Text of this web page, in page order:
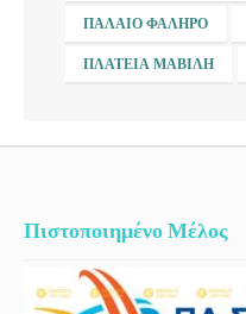
ΠΑΛΑΙΌ ΦΆΛΗΡΟ
ΠΛΑΤΕΊΑ ΜΑΒΊΛΗ
Πιστοποιημένο Μέλος